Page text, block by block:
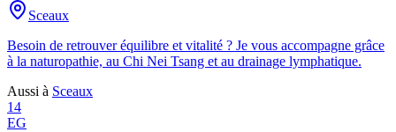
Sceaux
Besoin de retrouver équilibre et vitalité ? Je vous accompagne grâce
à la naturopathie, au Chi Nei Tsang et au drainage lymphatique.
Aussi à Sceaux
14
EG